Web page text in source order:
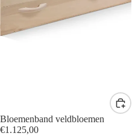
Bloemenband veldbloemen
€1.125,00